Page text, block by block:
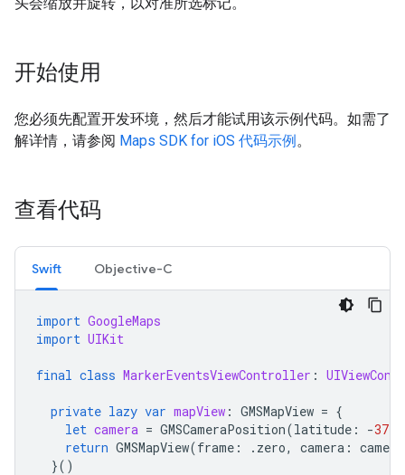
开始使用
您必须先配置开发环境，然后才能试用该示例代码。如需了
解详情，请参阅 Maps SDK for iOS 代码示例。
查看代码
Swift Objective-C
import GoogleMaps
import UIKit
final class MarkerEventsViewController :
private lazy var mapView : GMSMapView = {
let camera = GMSCameraPosition(latitude : -
return GMSMapView(frame : . zero, camera : camera
}()